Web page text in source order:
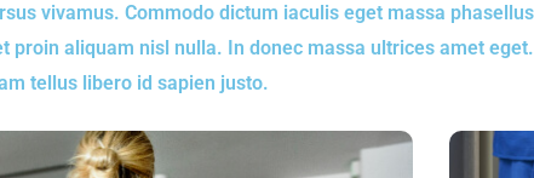
vivamus. Commodo dictum iaculis eget massa
proin aliquam nisl nulla. In donec massa ultrices amet
tellus libero id sapien justo.